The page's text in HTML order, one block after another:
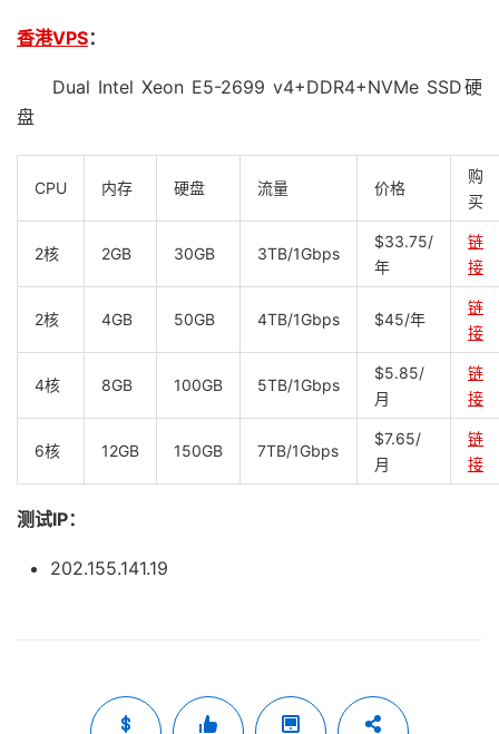
香港VPS：
Dual Intel Xeon E5-2699 v4+DDR4+NVMe SSD硬
盘
CPU 内存 硬盘 流量 价格
购
买
2核 2GB 30GB 3TB/1Gbps
$33.75/
年
链
接
2核 4GB 50GB 4TB/1Gbps $45/年
链
接
4核 8GB 100GB 5TB/1Gbps
$5.85/
月
链
接
6核 12GB 150GB 7TB/1Gbps
$7.65/
月
链
接
测试IP：
202.155.141.19